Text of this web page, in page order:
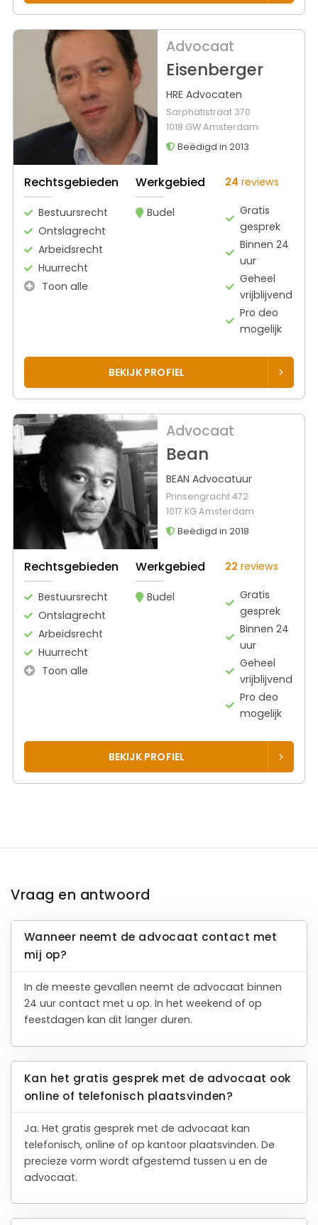
Advocaat
Eisenberger
HRE Advocaten
Sarphatistraat 370
1018 GW Amsterdam
Beëdigd in 2013
Rechtsgebieden
Bestuursrecht
Ontslagrecht
Arbeidsrecht
Huurrecht
Toon alle
Werkgebied
Budel
24 reviews
Gratis
gesprek
Binnen 24
uur
Geheel
vrijblijvend
Pro deo
mogelijk
BEKIJK PROFIEL
Advocaat
Bean
BEAN Advocatuur
Prinsengracht 472
1017 KG Amsterdam
Beëdigd in 2018
Rechtsgebieden
Bestuursrecht
Ontslagrecht
Arbeidsrecht
Huurrecht
Toon alle
Werkgebied
Budel
22 reviews
Gratis
gesprek
Binnen 24
uur
Geheel
vrijblijvend
Pro deo
mogelijk
BEKIJK PROFIEL
Vraag en antwoord
Wanneer neemt de advocaat contact met
mij op?
In de meeste gevallen neemt de advocaat binnen
24 uur contact met u op. In het weekend of op
feestdagen kan dit langer duren.
Kan het gratis gesprek met de advocaat ook
online of telefonisch plaatsvinden?
Ja. Het gratis gesprek met de advocaat kan
telefonisch, online of op kantoor plaatsvinden. De
precieze vorm wordt afgestemd tussen u en de
advocaat.